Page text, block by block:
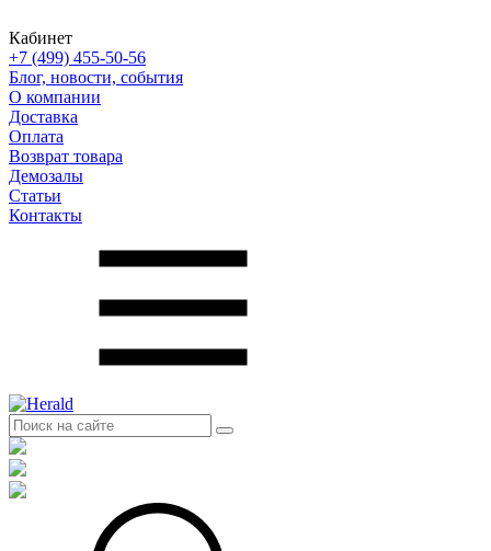
Кабинет
+7 (499) 455-50-56
Блог, новости, события
О компании
Доставка
Оплата
Возврат товара
Демозалы
Статьи
Контакты